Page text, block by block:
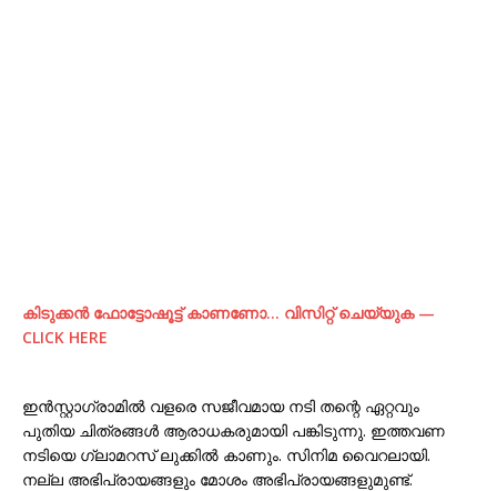
കിടുക്കന്‍ ഫോട്ടോഷൂട്ട്‌ കാണണോ… വിസിറ്റ് ചെയ്യുക —
CLICK HERE
ഇൻസ്റ്റാഗ്രാമിൽ വളരെ സജീവമായ നടി തന്റെ ഏറ്റവും
പുതിയ ചിത്രങ്ങൾ ആരാധകരുമായി പങ്കിടുന്നു. ഇത്തവണ
നടിയെ ഗ്ലാമറസ് ലുക്കിൽ കാണും. സിനിമ വൈറലായി.
നല്ല അഭിപ്രായങ്ങളും മോശം അഭിപ്രായങ്ങളുമുണ്ട്.